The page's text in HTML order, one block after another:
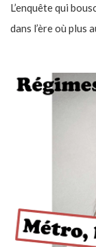
L’enquête qui
dans l’ère où plus